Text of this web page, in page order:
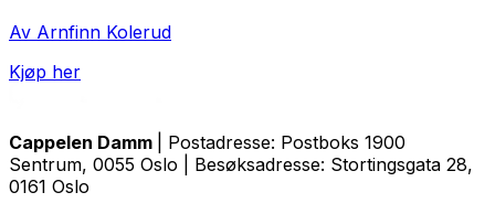
Av Arnfinn Kolerud
Kjøp her
Cappelen Damm
| Postadresse: Postboks 1900
Sentrum, 0055 Oslo | Besøksadresse: Stortingsgata 28,
0161 Oslo